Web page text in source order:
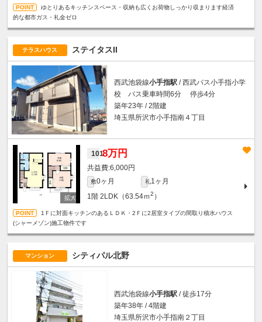
ゆとりあるキッチンスペース・収納も広くお荷物しっかり収まります経済
的な都市ガス・礼金ゼロ
テラスハウス ステイタスII
西武池袋線小手指駅 / 西武バス小手指小学
校 バス乗車時間6分 停歩4分
築年23年 / 2階建
埼玉県所沢市小手指南４丁目
1018万円
6,000円
敷0ヶ月 礼1ヶ月
1階 2LDK（63.54ｍ2 ）
1Ｆに対面キッチンのあるＬＤＫ・2Ｆに2居室タイプの間取り積水ハウス
(シャーメゾン)施工物件です
マンション シティパル北野
西武池袋線小手指駅 / 徒歩17分
築年38年 / 4階建
埼玉県所沢市小手指南２丁目